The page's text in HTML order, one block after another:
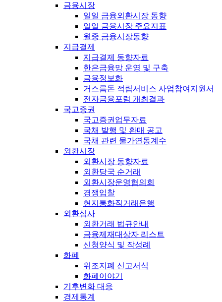
금융시장
일일 금융외환시장 동향
일일 금융시장 주요지표
월중 금융시장동향
지급결제
지급결제 동향자료
한은금융망 운영 및 구축
금융정보화
거스름돈 적립서비스 사업참여지원서
전자금융포럼 개최결과
국고증권
국고증권업무자료
국채 발행 및 환매 공고
국채 관련 물가연동계수
외환시장
외환시장 동향자료
외환당국 순거래
외환시장운영협의회
경쟁입찰
현지통화직거래은행
외환심사
외환거래 법규안내
금융제재대상자 리스트
신청양식 및 작성례
화폐
위조지폐 신고서식
화폐이야기
기후변화 대응
경제통계